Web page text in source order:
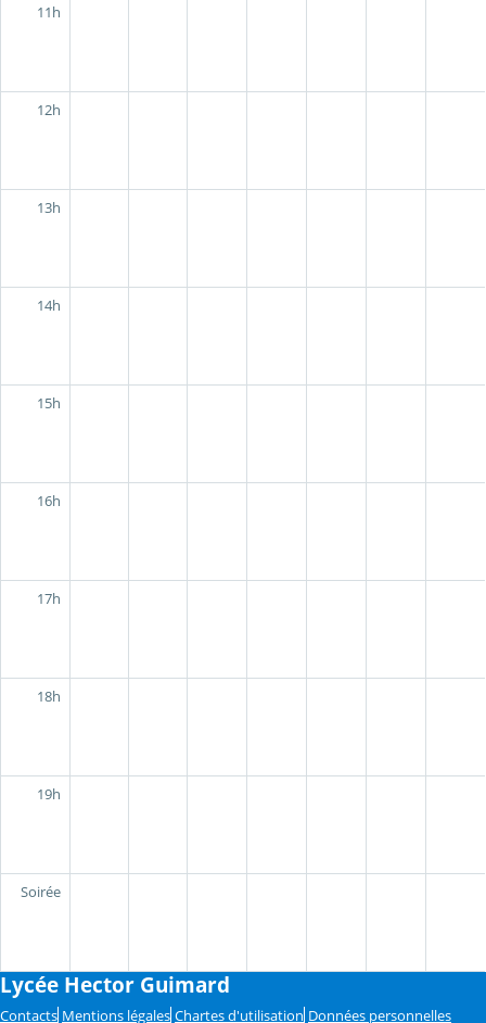
11h
12h
13h
14h
15h
16h
17h
18h
19h
Soirée
Lycée Hector Guimard
Contacts Mentions légales Chartes d'utilisation Données personnelles